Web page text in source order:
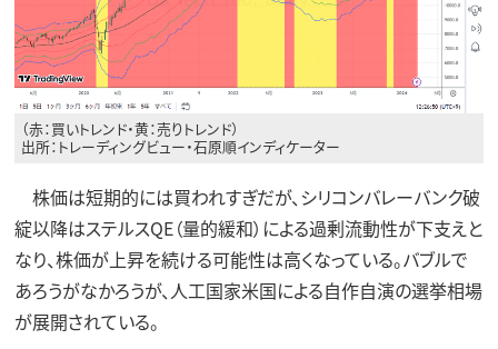
（赤：買いトレンド・黄：売りトレンド）
出所：トレーディングビュー・石原順インディケーター
株価は短期的には買われすぎだが、シリコンバレーバンク破
綻以降はステルスQE（量的緩和）による過剰流動性が下支えと
なり、株価が上昇を続ける可能性は高くなっている。バブルで
あろうがなかろうが、人工国家米国による自作自演の選挙相場
が展開されている。